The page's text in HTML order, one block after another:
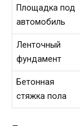
Площадка под
автомобиль
Ленточный
фундамент
Бетонная
стяжка пола